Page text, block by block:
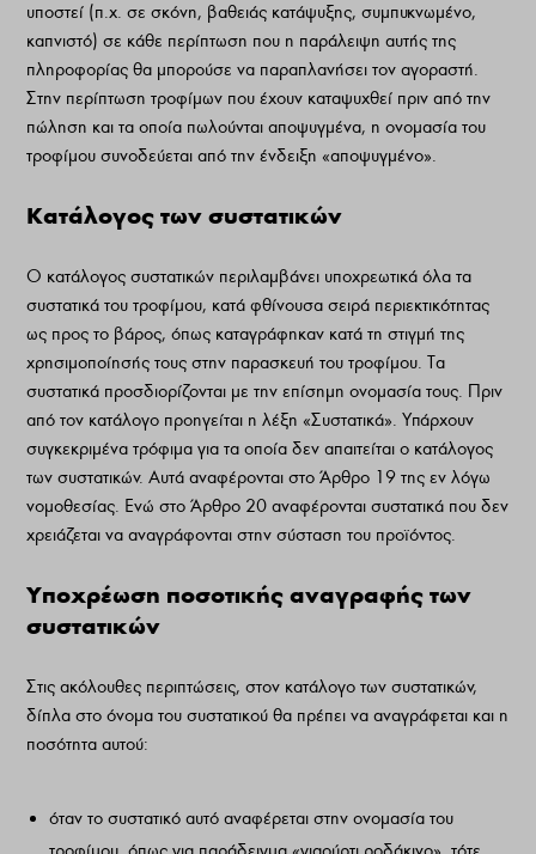
υποστεί (π.χ. σε σκόνη, βαθειάς κατάψυξης, συμπυκνωμένο,
καπνιστό) σε κάθε περίπτωση που η παράλειψη αυτής της
πληροφορίας θα μπορούσε να παραπλανήσει τον αγοραστή.
Στην περίπτωση τροφίμων που έχουν καταψυχθεί πριν από την
πώληση και τα οποία πωλούνται αποψυγμένα, η ονομασία του
τροφίμου συνοδεύεται από την ένδειξη «αποψυγμένο».
Κατάλογος των συστατικών
O κατάλογος συστατικών περιλαμβάνει υποχρεωτικά όλα τα
συστατικά του τροφίμου, κατά φθίνουσα σειρά περιεκτικότητας
ως προς το βάρος, όπως καταγράφηκαν κατά τη στιγμή της
χρησιμοποίησής τους στην παρασκευή του τροφίμου. Τα
συστατικά προσδιορίζονται με την επίσημη ονομασία τους. Πριν
από τον κατάλογο προηγείται η λέξη «Συστατικά». Υπάρχουν
συγκεκριμένα τρόφιμα για τα οποία δεν απαιτείται ο κατάλογος
των συστατικών. Αυτά αναφέρονται στο Άρθρο 19 της εν λόγω
νομοθεσίας. Ενώ στο Άρθρο 20 αναφέρονται συστατικά που δεν
χρειάζεται να αναγράφονται στην σύσταση του προϊόντος.
Υποχρέωση ποσοτικής αναγραφής των
συστατικών
Στις ακόλουθες περιπτώσεις, στον κατάλογο των συστατικών,
δίπλα στο όνομα του συστατικού θα πρέπει να αναγράφεται και η
ποσότητα αυτού:
όταν το συστατικό αυτό αναφέρεται στην ονομασία του